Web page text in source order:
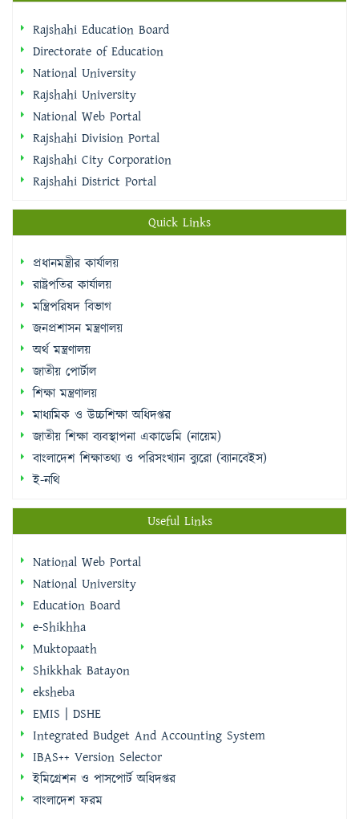
Rajshahi Education Board
Directorate of Education
National University
Rajshahi University
National Web Portal
Rajshahi Division Portal
Rajshahi City Corporation
Rajshahi District Portal
Quick Links
প্রধানমন্ত্রীর কার্যালয়
রাষ্ট্রপতির কার্যালয়
মন্ত্রিপরিষদ বিভাগ
জনপ্রশাসন মন্ত্রণালয়
অর্থ মন্ত্রণালয়
জাতীয় পোর্টাল
শিক্ষা মন্ত্রণালয়
মাধ্যমিক ও উচ্চশিক্ষা অধিদপ্তর
জাতীয় শিক্ষা ব্যবস্থাপনা একাডেমি (নায়েম)
বাংলাদেশ শিক্ষাতথ্য ও পরিসংখ্যান ব্যুরো (ব্যানবেইস)
ই-নথি
Useful Links
National Web Portal
National University
Education Board
e-Shikhha
Muktopaath
Shikkhak Batayon
eksheba
EMIS | DSHE
Integrated Budget And Accounting System
IBAS++ Version Selector
ইমিগ্রেশন ও পাসপোর্ট অধিদপ্তর
বাংলাদেশ ফরম